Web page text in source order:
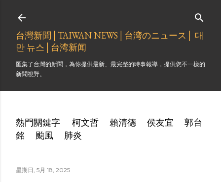
台灣新聞│TAIWAN NEWS│台湾のニュース│ 대
만 뉴스│台湾新闻
匯集了台灣的新聞，為你提供最新、最完整的時事報導，提供您不一樣的
新聞視野。
熱門關鍵字 柯文哲 賴清德 侯友宜
郭台
銘
颱風 肺炎
星期日, 5月 18, 2025